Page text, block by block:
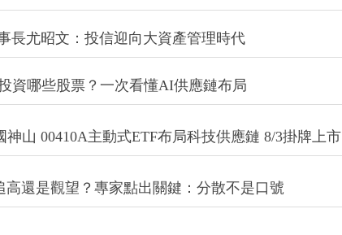
長尤昭文：投信迎向大資產管理時代
資哪些股票？一次看懂AI供應鏈布局
山 00410A主動式ETF布局科技供應鏈 8/3掛牌上市
還是觀望？專家點出關鍵：分散不是口號